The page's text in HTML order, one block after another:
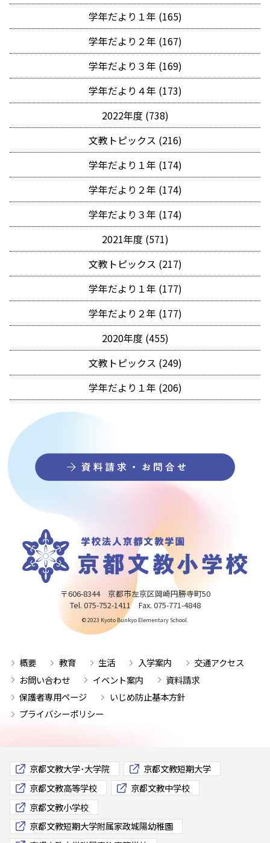
学年だより１年 (165)
学年だより２年 (167)
学年だより３年 (169)
学年だより４年 (173)
2022年度 (738)
文教トピックス (216)
学年だより１年 (174)
学年だより２年 (174)
学年だより３年 (174)
2021年度 (571)
文教トピックス (217)
学年だより１年 (177)
学年だより２年 (177)
2020年度 (455)
文教トピックス (249)
学年だより１年 (206)
〒606-8344 京都市左京区岡崎円勝寺町50
Tel. 075-752-1411 Fax. 075-771-4848
© 2023 Kyoto Bunkyo Elementary School.
概要 教育 生活 入学案内
交通アクセス
お問い合わせ
イベント案内
資料請求
保護者専用ページ
いじめ防止基本方針
プライバシーポリシー
京都文教大学･大学院
京都文教短期大学
京都文教高等学校
京都文教中学校
京都文教小学校
京都文教短期大学附属家政城陽幼稚園